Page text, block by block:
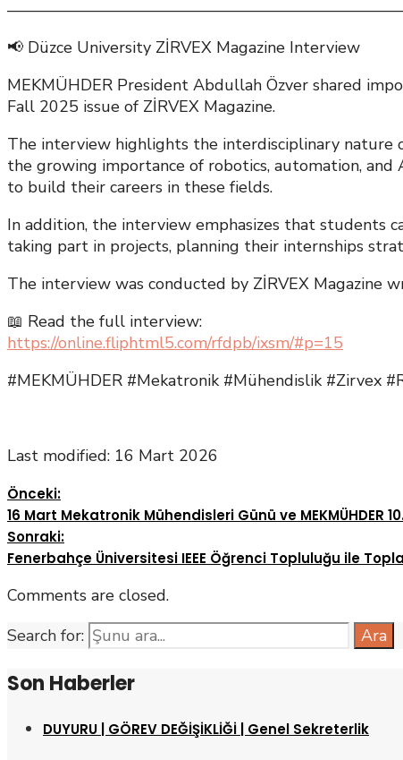
📢 Düzce University ZİRVEX Magazine Interview
MEKMÜHDER President Abdullah Özver shared
Fall 2025 issue of ZİRVEX Magazine.
The interview highlights the interdisciplinary nature
the growing importance of robotics, automation,
to build their careers in these fields.
In addition, the interview emphasizes that students
taking part in projects, planning their internships
The interview was conducted by ZİRVEX Magazine
📖 Read the full interview:
https://online.fliphtml5.com/rfdpb/ixsm/#p=15
#MEKMÜHDER #Mekatronik #Mühendislik #Zirvex
Last modified: 16 Mart 2026
Önceki:
16 Mart Mekatronik Mühendisleri Günü ve MEKMÜHDER
Sonraki:
Fenerbahçe Üniversitesi IEEE Öğrenci Topluluğu ile
Comments are closed.
Search for:
Ara
Son Haberler
DUYURU | GÖREV DEĞİŞİKLİĞİ | Genel Sekreterlik